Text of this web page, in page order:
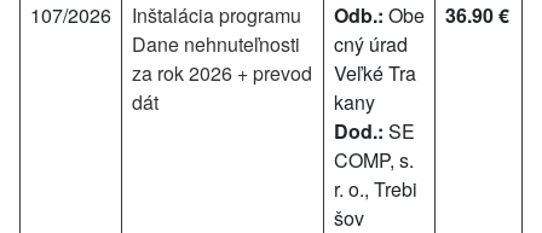
107/2026
Inštalácia programu
Dane nehnuteľnosti
za rok 2026 + prevod
dát
Odb.: Obe
cný úrad
Veľké Tra
kany
Dod.: SE
COMP, s.
r. o., Trebi
šov
36.90 €